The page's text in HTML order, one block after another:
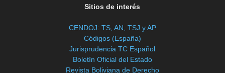
Sitios de interés
CENDOJ: TS, AN, TSJ y AP
Códigos (España)
Jurisprudencia TC Español
Boletín Oficial del Estado
Revista Boliviana de Derecho